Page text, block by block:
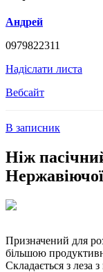
Андрей
0979822311
Надіслати листа
Вебсайт
В записник
Ніж
Призначений для
більшою
Складається з леза